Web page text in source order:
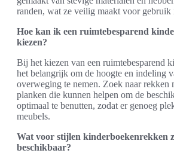
randen, wat ze veilig maakt voor gebruik
Hoe kan ik een ruimtebesparend
kiezen?
Bij het kiezen van een ruimtebesparend
het belangrijk om de hoogte en indeling
overweging te nemen. Zoek naar rekken
planken die kunnen helpen om de
optimaal te benutten, zodat er genoeg
meubels.
Wat voor stijlen kinderboekenrekken
beschikbaar?